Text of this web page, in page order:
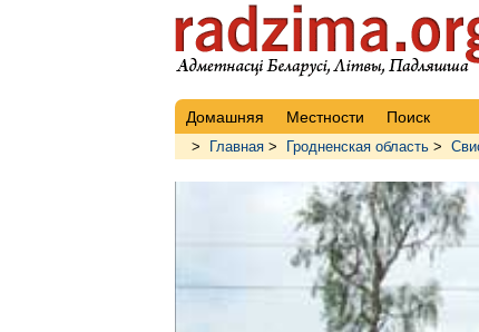
Домашняя Местности Поиск
> Главная > Гродненская область >